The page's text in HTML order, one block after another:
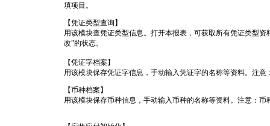
填项目。
【凭证类型查询】
用该模块查凭证类型信息。打开本报表，可获取所有凭证类型
改”的状态。
【凭证字档案】
用该模块保存凭证字信息，手动输入凭证字的名称等资料。注
【币种档案】
用该模块保存币种信息，手动输入币种的名称等资料。注意：